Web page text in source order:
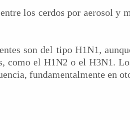
los cerdos por aerosol y
son del tipo H1N1,
como el H1N2 o el H3N1.
fundamentalmente en